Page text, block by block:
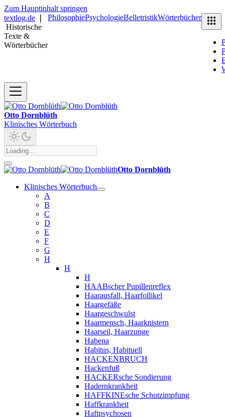
Zum Hauptinhalt springen
textlog.de
Historische
Texte &
Wörterbücher
PhilosophiePsychologieBelletristikWörterbücher
Otto Dornblüth
Klinisches Wörterbuch
Otto Dornblüth
Klinisches Wörterbuch
A
B
C
D
E
F
G
H
H
H
HAABscher Pupillenreflex
Haarausfall, Haarfollikel
Haargefäße
Haargeschwulst
Haarmensch, Haarknistern
Haarseil, Haarzunge
Habena
Habitus, Habituell
HACKENBRUCH
Hackenfuß
HACKERsche Sondierung
Hadernkrankheit
HAFFKINEsche Schutzimpfung
Haffkrankheit
Haftpsychosen